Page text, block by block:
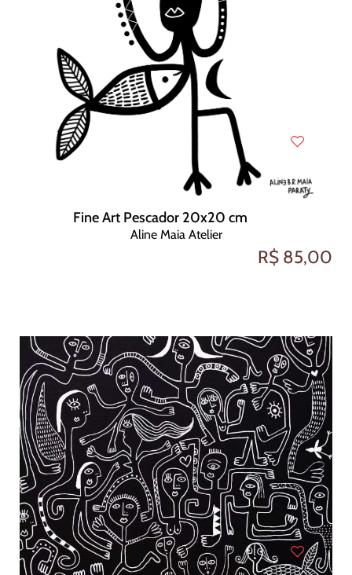
Fine Art Pescador 20x20 cm
Aline Maia Atelier
R$ 85,00